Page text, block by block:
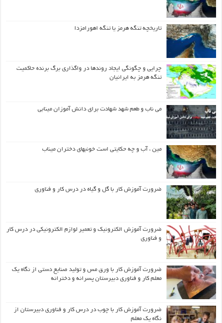
تاریخچه تنگه هرمز یا تنگه اهورامزدا
چرایی و چگونگی ایجاد روندها در واگذاری برگ برنده حاکمیت
تنگه هرمز به ایرانیان
می ناب و طعم شهد شهادت برای دانش آموزان مینابی
مین ، آب و چه حکایتی است خونبهای دختران میناب
ضرورت آموزش کار با گل و گیاه در درس کار و فناوری
ضرورت آموزش الکترونیک و تعمیر لوازم الکترونیکی در درس کار
و فناوری
ضرورت آموزش کار با ورق مس و تولید صنایع دستی از نگاه یک
معلم کار و فناوری دبیرستان پسرانه و دخترانه
ضرورت آموزش کار با چوب در درس کار و فناوری دبیرستان از
نگاه یک معلم